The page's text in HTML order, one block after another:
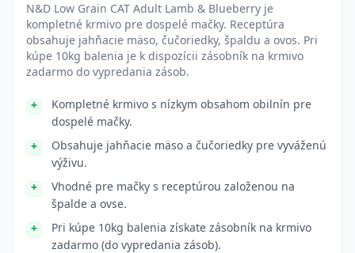
N&D Low Grain CAT Adult Lamb & Blueberry je
kompletné krmivo pre dospelé mačky. Receptúra
obsahuje jahňacie mäso, čučoriedky, špaldu a ovos. Pri
kúpe 10kg balenia je k dispozícii zásobník na krmivo
zadarmo do vypredania zásob.
Kompletné krmivo s nízkym obsahom obilnín pre
dospelé mačky.
Obsahuje jahňacie mäso a čučoriedky pre vyváženú
výživu.
Vhodné pre mačky s receptúrou založenou na
špalde a ovse.
Pri kúpe 10kg balenia získate zásobník na krmivo
zadarmo (do vypredania zásob).